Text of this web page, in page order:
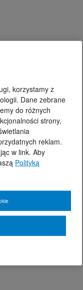
korzystamy z
Dane zebrane
do różnych
strony,
reklam.
w link. Aby
Polityką